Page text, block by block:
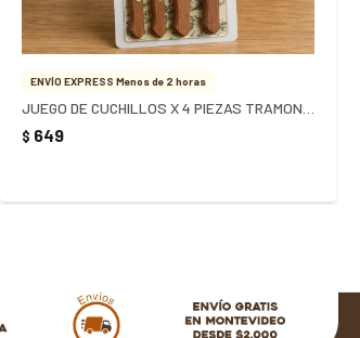
ENVÍO EXPRESS Menos de 2 horas
$ 649